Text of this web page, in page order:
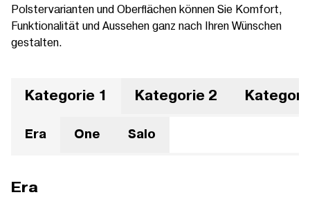
Polstervarianten und Oberflächen können Sie Komfort,
Funktionalität und Aussehen ganz nach Ihren Wünschen
gestalten.
Kategorie 1 Kategorie 2
Era One Salo
Era